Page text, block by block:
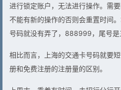
进行锁定账户，无法进行操作。需
不能有新的操作的否则会重置时间
号码就没有弄了，888999，尾号是
相比而言，上海的交通卡号码就要
册和免费注册的注册量的区别。